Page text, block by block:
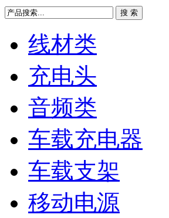
线材类
充电头
音频类
车载充电器
车载支架
移动电源